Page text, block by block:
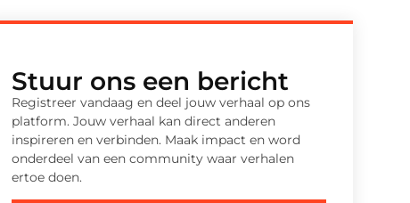
Stuur ons een bericht
Registreer vandaag en deel jouw verhaal op ons
platform. Jouw verhaal kan direct anderen
inspireren en verbinden. Maak impact en word
onderdeel van een community waar verhalen
ertoe doen.